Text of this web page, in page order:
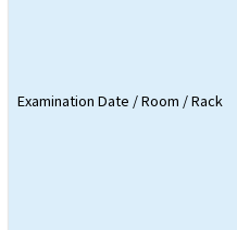
Examination Date / Room / Rack